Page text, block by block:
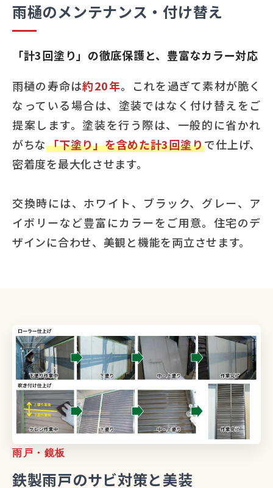
雨樋のメンテナンス・付け替え
「計3回塗り」の徹底保護と、豊富なカラー対応
雨樋の寿命は約20年。これを過ぎて素材が脆く
なっている場合は、塗装ではなく付け替えをご
提案します。塗装を行う際は、一般的に省かれ
がちな「下塗り」を含めた計3回塗りで仕上げ、
密着度を最大化させます。
交換時には、ホワイト、ブラック、グレー、ア
イボリーなど豊富にカラーをご用意。住宅のデ
ザインに合わせ、美観と機能を両立させます。
雨戸・鏡板
鉄製雨戸のサビ対策と美装